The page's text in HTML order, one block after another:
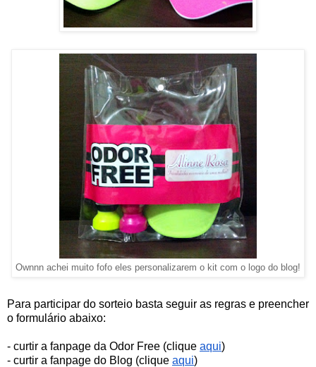
Ownnn achei muito fofo eles personalizarem o kit com o logo do blog!
Para participar do sorteio basta seguir as regras e preencher
o formulário abaixo:
- curtir a fanpage da Odor Free (clique aqui)
- curtir a fanpage do Blog (clique aqui)